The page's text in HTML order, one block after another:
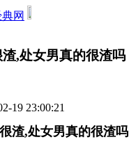
网
,处女男真的很渣吗
19 23:00:21
渣,处女男真的很渣吗